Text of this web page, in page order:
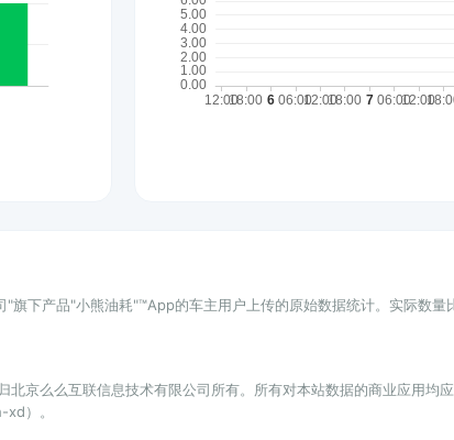
旗下产品"小熊油耗"™App的车主用户上传的原始数据统计。实际数量
北京么么互联信息技术有限公司所有。所有对本站数据的商业应用
）。